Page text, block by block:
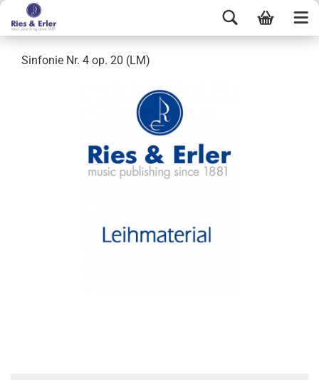
Sinfonie Nr. 4 op. 20 (LM)